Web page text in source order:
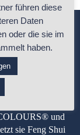
Expertin mit
und
sie Feng Shui
führen diese
Daten
oder die sie im
haben.